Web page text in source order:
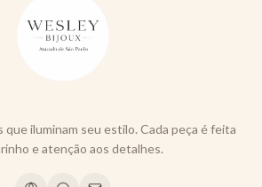
iluminam seu estilo. Cada peça é feita
e atenção aos detalhes.